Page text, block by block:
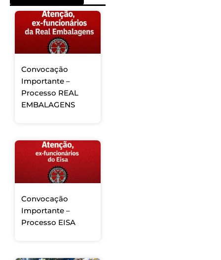
Convocação
Importante –
Processo REAL
EMBALAGENS
Convocação
Importante –
Processo EISA